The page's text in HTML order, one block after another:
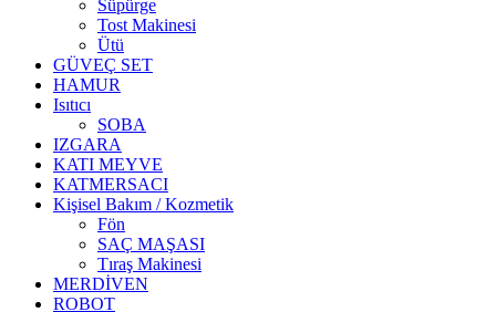
Süpürge
Tost Makinesi
Ütü
GÜVEÇ SET
HAMUR
Isıtıcı
SOBA
IZGARA
KATI MEYVE
KATMERSACI
Kişisel Bakım / Kozmetik
Fön
SAÇ MAŞASI
Tıraş Makinesi
MERDİVEN
ROBOT